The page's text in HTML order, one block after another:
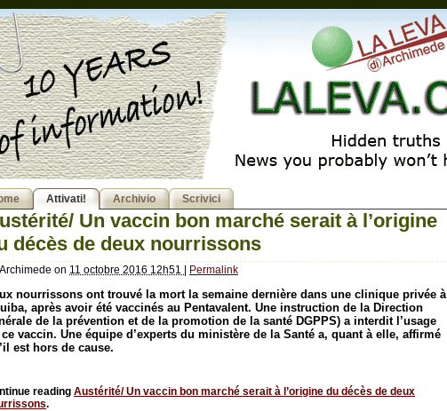
Attivati! Archivio Scrivici
Un vaccin bon marché serait à l’origine
décès de deux nourrissons
Archimede on 11 octobre 2016 12h51 | Permalink
nourrissons ont trouvé la mort la semaine dernière dans une clinique privée à
après avoir été vaccinés au Pentavalent. Une instruction de la Direction
de la prévention et de la promotion de la santé DGPPS) a interdit l’usage
vaccin. Une équipe d’experts du ministère de la Santé a, quant à elle, affirmé
est hors de cause.
reading Austérité/ Un vaccin bon marché serait à l’origine du décès de deux
.